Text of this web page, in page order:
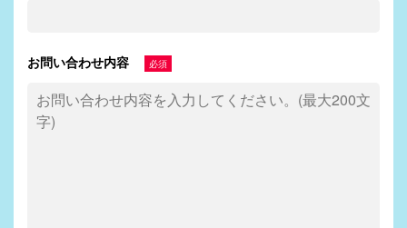
お問い合わせ内容 必須